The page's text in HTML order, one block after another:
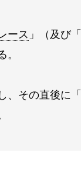
ース 」（及び「
。
、その直後に「